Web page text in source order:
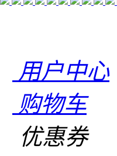
用户中心
购物车
优惠券